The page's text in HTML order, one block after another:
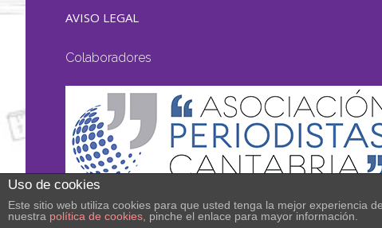
AVISO LEGAL
Colaboradores
Uso de cookies
Este sitio web utiliza cookies para que usted tenga la mejor experiencia
nuestra política de cookies , pinche el enlace para mayor información.